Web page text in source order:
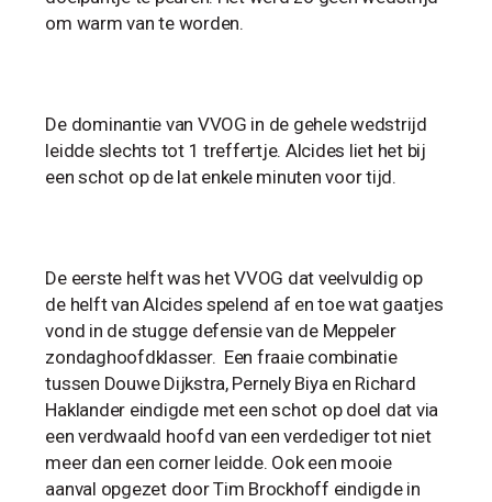
om warm van te worden.
De dominantie van VVOG in de gehele wedstrijd
leidde slechts tot 1 treffertje. Alcides liet het bij
een schot op de lat enkele minuten voor tijd.
De eerste helft was het VVOG dat veelvuldig op
de helft van Alcides spelend af en toe wat gaatjes
vond in de stugge defensie van de Meppeler
zondaghoofdklasser. Een fraaie combinatie
tussen Douwe Dijkstra, Pernely Biya en Richard
Haklander eindigde met een schot op doel dat via
een verdwaald hoofd van een verdediger tot niet
meer dan een corner leidde. Ook een mooie
aanval opgezet door Tim Brockhoff eindigde in